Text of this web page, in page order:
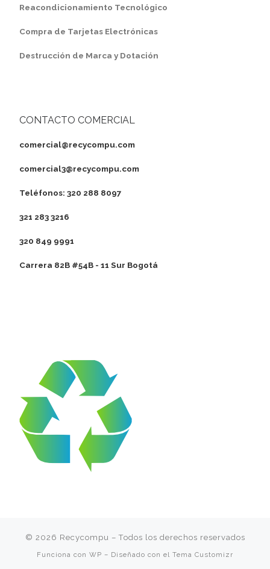
Reacondicionamiento Tecnológico
Compra de Tarjetas Electrónicas
Destrucción de Marca y Dotación
CONTACTO COMERCIAL
comercial@recycompu.com
comercial3@recycompu.com
Teléfonos: 320 288 8097
321 283 3216
320 849 9991
Carrera 82B #54B - 11 Sur Bogotá
© 2026 Recycompu – Todos los derechos reservados
Funciona con WP – Diseñado con el Tema Customizr